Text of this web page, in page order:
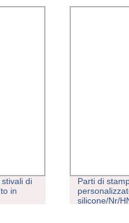
stampaggio in gomma
in NBR/EPDM
Nr/HNBR/Cr/Aflas/FKM/Acm/